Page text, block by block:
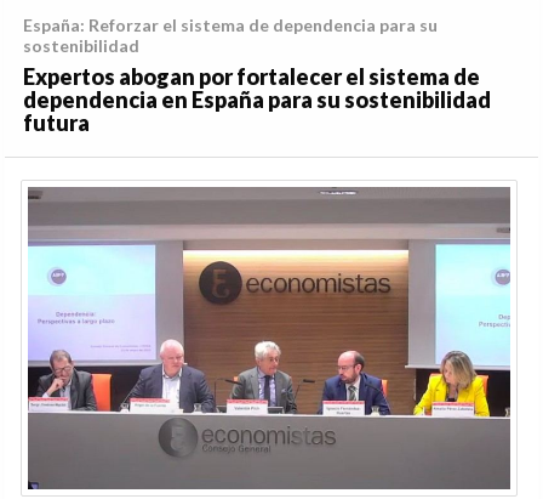
España: Reforzar el sistema de dependencia para su
sostenibilidad
Expertos abogan por fortalecer el sistema de
dependencia en España para su sostenibilidad
futura